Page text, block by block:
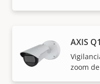
AXIS
zoom